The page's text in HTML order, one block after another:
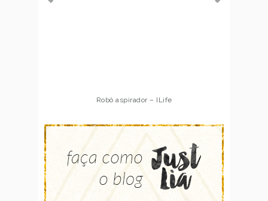
Robô aspirador – ILife